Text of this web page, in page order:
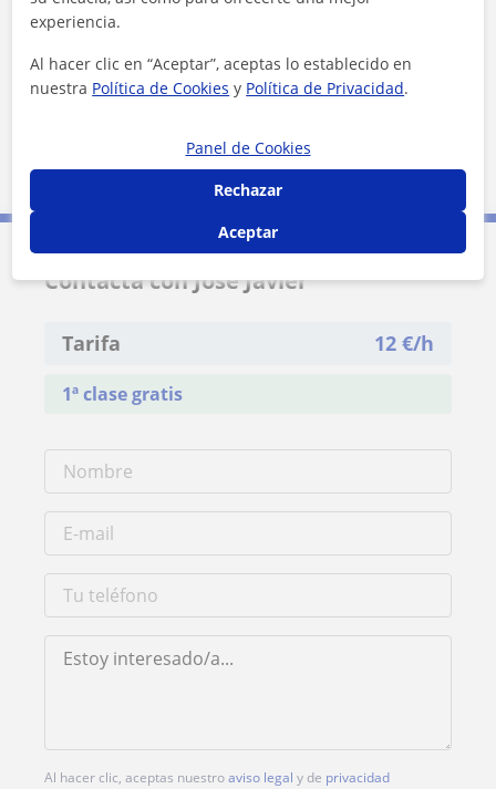
Zona de José Javier
Localidades a las que se desplaza para dar clase
Mairena del Aljarafe
Gelves
Contacta con José Javier
Tarifa 12 €/h
1ª clase gratis
Al hacer clic, aceptas nuestroaviso legal y de privacidad
experiencia.
Al hacer clic en “Aceptar”, aceptas lo establecido en
nuestra Política de Cookies y Política de Privacidad.
Panel de Cookies
Rechazar
Aceptar